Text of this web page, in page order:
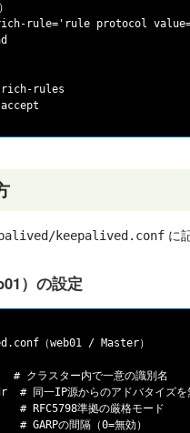
rule='rule protocol
rules
keepalived.conf に
）の設定
（web01 / Master）
クラスター内で一意の識別名
同一IP源からのアドバタイズを
# RFC5798準拠の厳格モード
# GARPの間隔（0=無効）